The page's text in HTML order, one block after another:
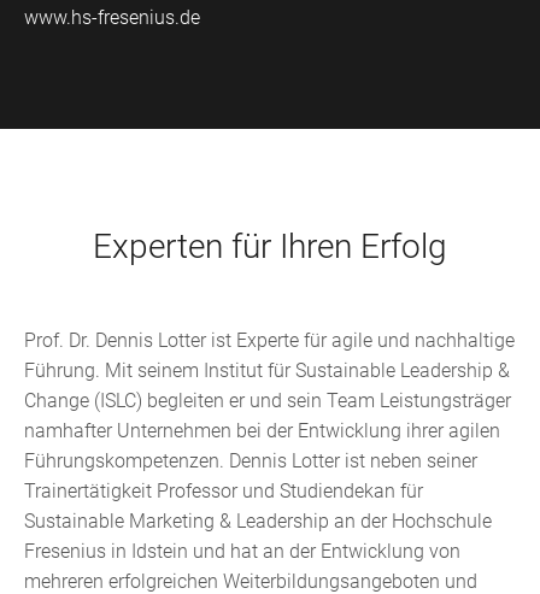
www.hs-fresenius.de
Experten für Ihren Erfolg
Prof. Dr. Dennis Lotter ist Experte für agile und nachhaltige
Führung. Mit seinem Institut für Sustainable Leadership &
Change (ISLC) begleiten er und sein Team Leistungsträger
namhafter Unternehmen bei der Entwicklung ihrer agilen
Führungskompetenzen. Dennis Lotter ist neben seiner
Trainertätigkeit Professor und Studiendekan für
Sustainable Marketing & Leadership an der Hochschule
Fresenius in Idstein und hat an der Entwicklung von
mehreren erfolgreichen Weiterbildungsangeboten und